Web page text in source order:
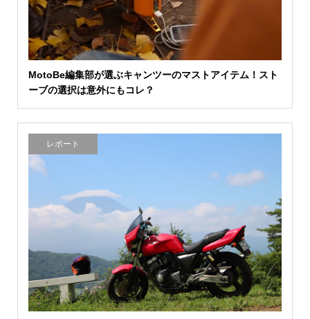
MotoBe編集部が選ぶキャンツーのマストアイテム！スト
ーブの選択は意外にもコレ？
レポート